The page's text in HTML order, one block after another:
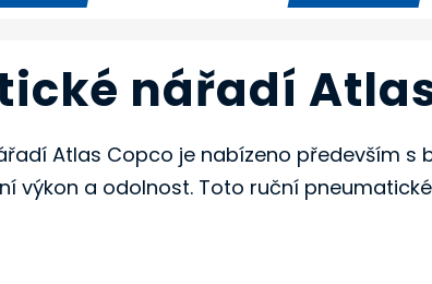
nářadí
Atlas Copco je nabízeno především s
výkon a odolnost. Toto ruční